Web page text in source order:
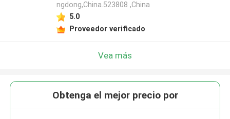
ngdong,China.523808 ,China
5.0
Proveedor verificado
Vea más
Obtenga el mejor precio por